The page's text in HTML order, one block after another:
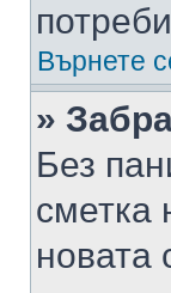
Върнете
»
Без
сметка
новата